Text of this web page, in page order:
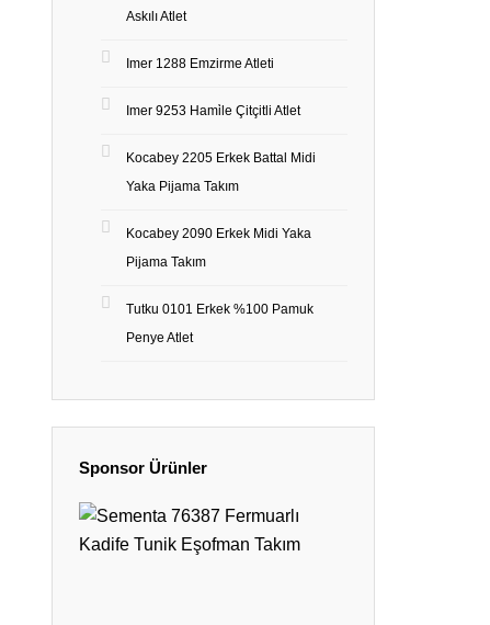
Askılı Atlet
Imer 1288 Emzirme Atleti
Imer 9253 Hami̇le Çitçitli Atlet
Kocabey 2205 Erkek Battal Midi
Yaka Pijama Takım
Kocabey 2090 Erkek Midi Yaka
Pijama Takım
Tutku 0101 Erkek %100 Pamuk
Penye Atlet
Sponsor Ürünler